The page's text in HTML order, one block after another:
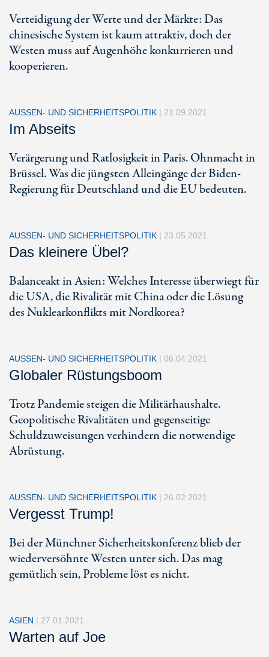
Verteidigung der Werte und der Märkte: Das
chinesische System ist kaum attraktiv, doch der
Westen muss auf Augenhöhe konkurrieren und
kooperieren.
AUSSEN- UND SICHERHEITSPOLITIK | 21.09.2021
Im Abseits
Verärgerung und Ratlosigkeit in Paris. Ohnmacht in
Brüssel. Was die jüngsten Alleingänge der Biden-
Regierung für Deutschland und die EU bedeuten.
AUSSEN- UND SICHERHEITSPOLITIK | 23.05.2021
Das kleinere Übel?
Balanceakt in Asien: Welches Interesse überwiegt für
die USA, die Rivalität mit China oder die Lösung
des Nuklearkonflikts mit Nordkorea?
AUSSEN- UND SICHERHEITSPOLITIK | 06.04.2021
Globaler Rüstungsboom
Trotz Pandemie steigen die Militärhaushalte.
Geopolitische Rivalitäten und gegenseitige
Schuldzuweisungen verhindern die notwendige
Abrüstung.
AUSSEN- UND SICHERHEITSPOLITIK | 26.02.2021
Vergesst Trump!
Bei der Münchner Sicherheitskonferenz blieb der
wiederversöhnte Westen unter sich. Das mag
gemütlich sein, Probleme löst es nicht.
ASIEN | 27.01.2021
Warten auf Joe